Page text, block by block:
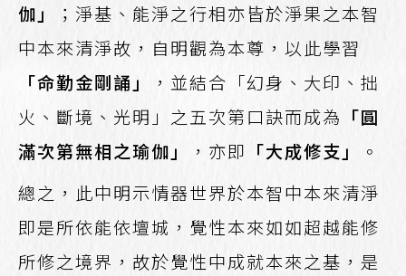
伽」
；淨基、能淨之行相亦皆於淨果之本智
中本來清淨故，自明觀為本尊，以此學習
「命勤金剛誦」
，並結合「幻身、大印、拙
火、斷境、光明」之五次第口訣而成為 「圓
滿次第無相之瑜伽」
，亦即 「大成修支」
。
總之，此中明示情器世界於本智中本來清淨
即是所依能依壇城，覺性本來如如超越能修
所修之境界，故於覺性中成就本來之基，是